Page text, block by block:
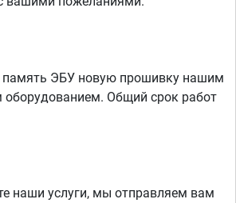
ЭБУ новую прошивку нашим
оборудованием. Общий срок работ
наши услуги, мы отправляем вам